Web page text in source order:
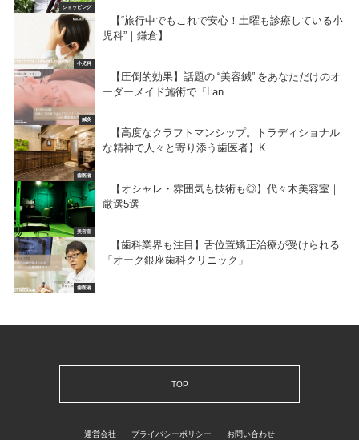
ショッピング
小児科
【“旅行中でもこれで安心！土曜も診療している小
児科”｜鎌倉】
鍼灸
【圧倒的効果】話題の “美容鍼” をあなただけのオ
ーダーメイド施術で『Lan…
歯医者
【高度なクラフトマンシップ。トラディショナル
な精神で人々と寄り添う歯医者】K…
美容室
【オシャレ・雰囲気も技術も◎】代々木美容室｜
厳選5選
歯医者
【歯科業界も注目】舌位置矯正治療が受けられる
「オーク銀座歯科クリニック」
TOP
運営会社 プライバシーポリシー お問い合わせ